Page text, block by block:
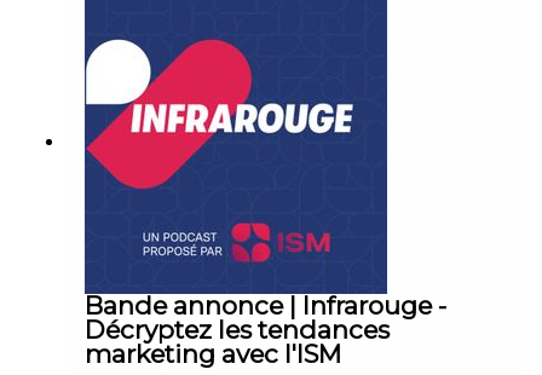
d’amour qui unit le marketing à la data. Cette
semaine, on entre dans le cœur du
sujet.Infrarouge est un podcast proposé par
l'organisme de formation en marketing, vente et
management ISM.Réalisation : César Defoort |
Natif.https://www.ism.fr/Hébergé par Ausha.
Visitez ausha.co/politique-de-confidentialite pour
Bande annonce | Infrarouge -
Décryptez les tendances
marketing avec l'ISM